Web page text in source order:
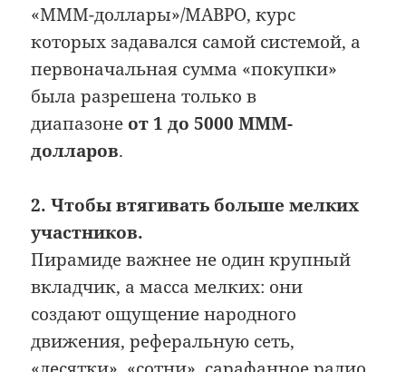
«МММ-доллары»/МАВРО, курс
которых задавался самой системой, а
первоначальная сумма «покупки»
была разрешена только в
диапазоне от 1 до 5000 МММ-
долларов.
2. Чтобы втягивать больше мелких
участников.
Пирамиде важнее не один крупный
вкладчик, а масса мелких: они
создают ощущение народного
движения, реферальную сеть,